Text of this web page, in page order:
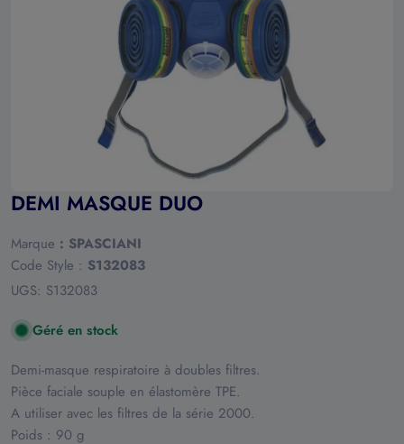
Ouvrir le média 0 en mode modal
DEMI MASQUE DUO
Marque : SPASCIANI
Code Style : S132083
UGS: S132083
Géré en stock
Demi-masque respiratoire à doubles filtres.
Pièce faciale souple en élastomère TPE.
A utiliser avec les filtres de la série 2000.
Poids : 90 g